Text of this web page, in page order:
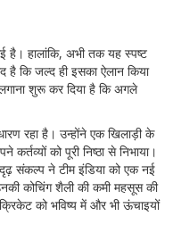
हालांकि, अभी तक यह स्पष्ट
है कि जल्द ही इसका ऐलान किया
शुरू कर दिया है कि अगले
रहा है। उन्होंने एक खिलाड़ी के
को पूरी निष्ठा से निभाया।
संकल्प ने टीम इंडिया को एक नई
कोचिंग शैली की कमी महसूस की
को भविष्य में और भी ऊंचाइयों